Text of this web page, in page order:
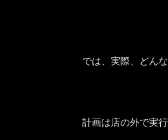
では、実際、どん
計画は店の外で実行